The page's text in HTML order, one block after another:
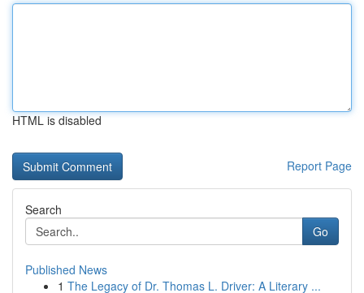
HTML is disabled
Report Page
Search
Go
Published News
1 The Legacy of Dr. Thomas L. Driver: A Literary ...